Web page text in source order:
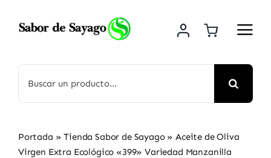
Portada »Tienda Sabor de Sayago»Aceite de Oliva
Virgen Extra Ecológico «399» Variedad Manzanilla